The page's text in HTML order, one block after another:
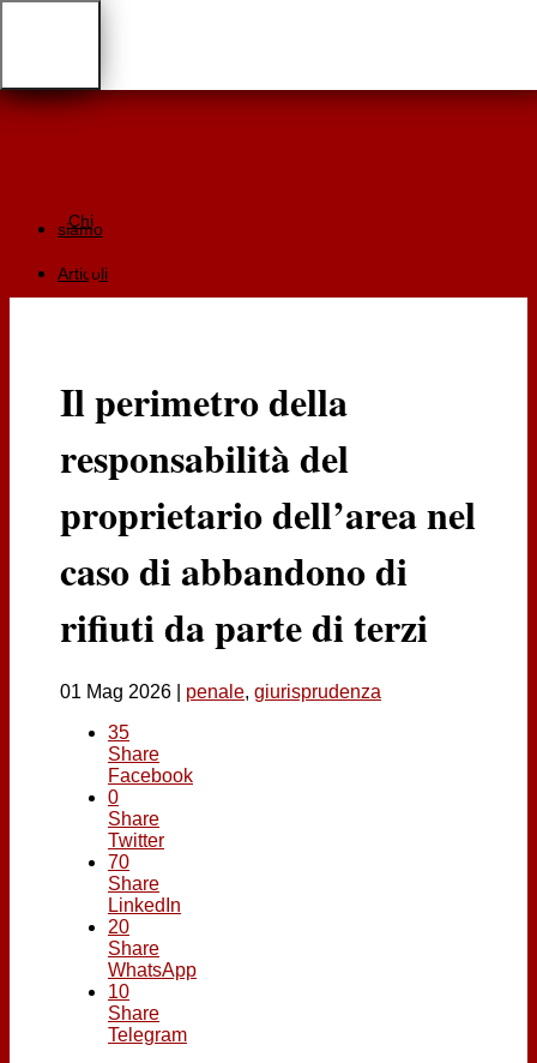
Chi
siamo
Articoli
Recensioni
Documentazione
Il perimetro della
responsabilità del
proprietario dell’area nel
caso di abbandono di
rifiuti da parte di terzi
01 Mag 2026 penale, giurisprudenza
35
Share
Facebook
0
Share
Twitter
70
Share
LinkedIn
20
Share
WhatsApp
10
Share
Telegram